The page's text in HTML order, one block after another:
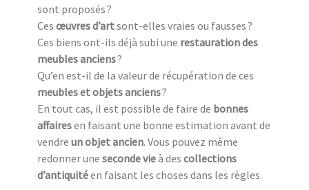
sont proposés ?
Ces œuvres d’artsont-elles vraies ou fausses ?
Ces biens ont-ils déjà subi une restauration des
meubles anciens?
Qu’en est-il de la valeur de récupération de ces
meubles et objets anciens?
En tout cas, il est possible de faire de bonnes
affairesen faisant une bonne estimation avant de
vendre un objet ancien. Vous pouvez même
redonner une seconde vieà des collections
d’antiquitéen faisant les choses dans les règles.